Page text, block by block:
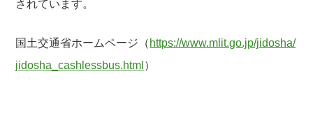
されています。
国土交通省ホームページ（ https://www.mlit.go.jp/jidosha/
jidosha_cashlessbus.html ）